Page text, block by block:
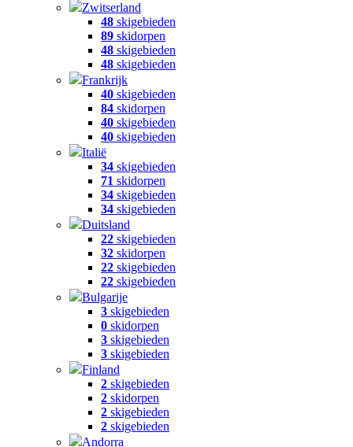
Zwitserland
48 skigebieden
89 skidorpen
48 skigebieden
48 skigebieden
Frankrijk
40 skigebieden
84 skidorpen
40 skigebieden
40 skigebieden
Italië
34 skigebieden
71 skidorpen
34 skigebieden
34 skigebieden
Duitsland
22 skigebieden
32 skidorpen
22 skigebieden
22 skigebieden
Bulgarije
3 skigebieden
0 skidorpen
3 skigebieden
3 skigebieden
Finland
2 skigebieden
2 skidorpen
2 skigebieden
2 skigebieden
Andorra